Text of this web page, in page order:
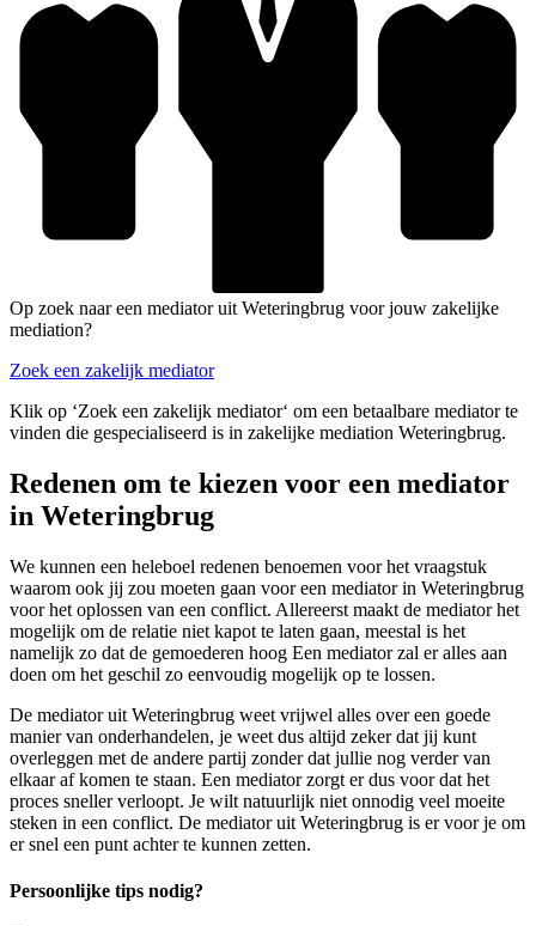
Op zoek naar een mediator uit Weteringbrug voor jouw zakelijke
mediation?
Zoek een zakelijk mediator
Klik op ‘Zoek een zakelijk mediator‘ om een betaalbare mediator te
vinden die gespecialiseerd is in zakelijke mediation Weteringbrug.
Redenen om te kiezen voor een mediator
in Weteringbrug
We kunnen een heleboel redenen benoemen voor het vraagstuk
waarom ook jij zou moeten gaan voor een mediator in Weteringbrug
voor het oplossen van een conflict. Allereerst maakt de mediator het
mogelijk om de relatie niet kapot te laten gaan, meestal is het
namelijk zo dat de gemoederen hoog Een mediator zal er alles aan
doen om het geschil zo eenvoudig mogelijk op te lossen.
De mediator uit Weteringbrug weet vrijwel alles over een goede
manier van onderhandelen, je weet dus altijd zeker dat jij kunt
overleggen met de andere partij zonder dat jullie nog verder van
elkaar af komen te staan. Een mediator zorgt er dus voor dat het
proces sneller verloopt. Je wilt natuurlijk niet onnodig veel moeite
steken in een conflict. De mediator uit Weteringbrug is er voor je om
er snel een punt achter te kunnen zetten.
Persoonlijke tips nodig?